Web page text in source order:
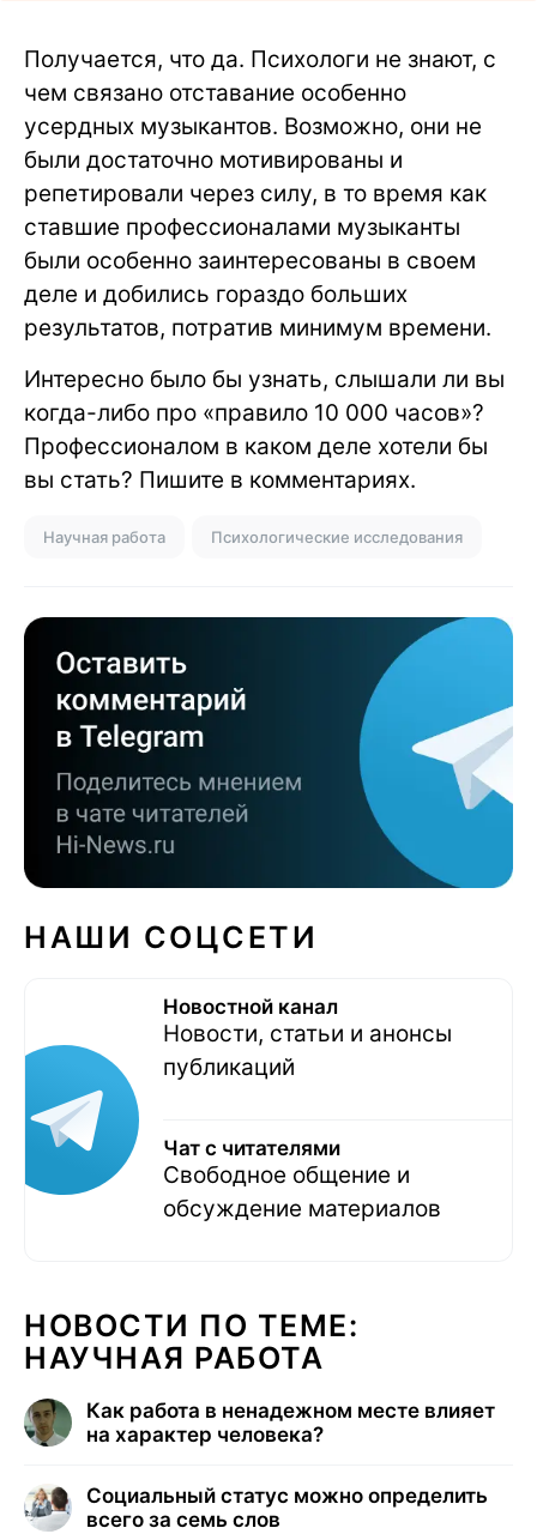
Получается, что да. Психологи не знают, с
чем связано отставание особенно
усердных музыкантов. Возможно, они не
были достаточно мотивированы и
репетировали через силу, в то время как
ставшие профессионалами музыканты
были особенно заинтересованы в своем
деле и добились гораздо больших
результатов, потратив минимум времени.
Интересно было бы узнать, слышали ли вы
когда-либо про «правило 10 000 часов»?
Профессионалом в каком деле хотели бы
вы стать? Пишите в комментариях.
Научная работа Психологические исследования
НАШИ СОЦСЕТИ
Новостной канал
Новости, статьи и анонсы
публикаций
Чат с читателями
Свободное общение и
обсуждение материалов
НОВОСТИ ПО ТЕМЕ:
НАУЧНАЯ РАБОТА
Как работа в ненадежном месте влияет
на характер человека?
Социальный статус можно определить
всего за семь слов